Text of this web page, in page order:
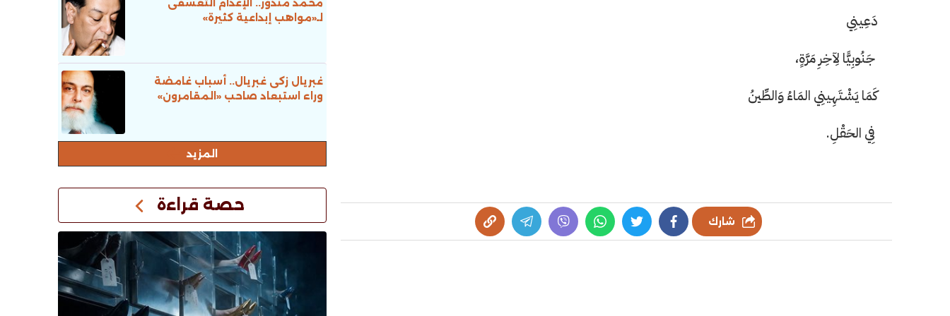
دَعِينِي
جَنُوبِيًّا لِآخِرِ مَرَّةٍ،
كَمَا يَشْتَهِينِي المَاءُ وَالطِّينُ
فِي الحَقْلِ.
شارك
لـ«مواهب إبداعية كثيرة»
غبريال زكى غبريال.. أسباب غامضة
وراء استبعاد صاحب «المقامرون»
المزيد
حصة قراءة